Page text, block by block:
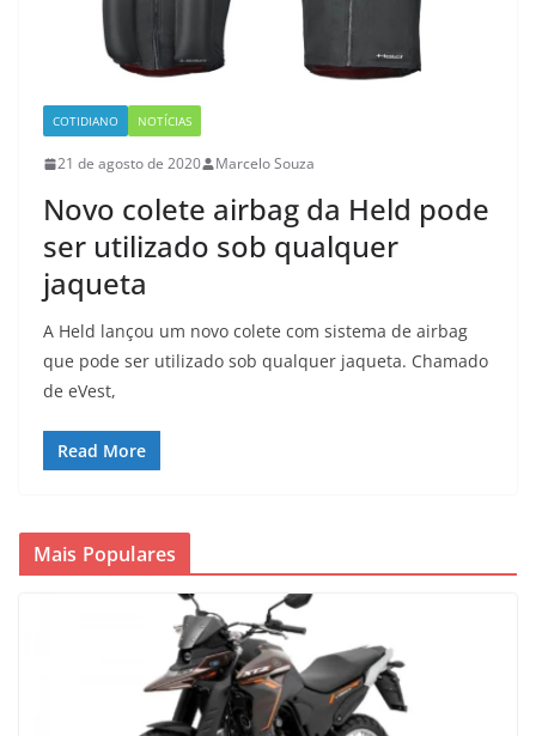
COTIDIANO NOTÍCIAS
21 de agosto de 2020 Marcelo Souza
Novo colete airbag da Held pode
ser utilizado sob qualquer
jaqueta
A Held lançou um novo colete com sistema de airbag
que pode ser utilizado sob qualquer jaqueta. Chamado
de eVest,
Read More
Mais Populares